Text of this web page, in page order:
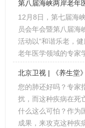
12月8日，第七届海
员会年会暨第八届海
活动以“和谐乐老，
老年医学领域的专家
您的肺还好吗？专家
扰，而这种疾病在死
什么这么可怕？作为
成果，来攻克这种疾